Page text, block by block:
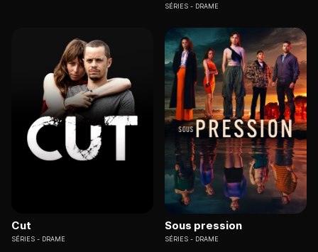
SÉRIES DRAME
Cut
SÉRIES DRAME
Sous pression
SÉRIES DRAME